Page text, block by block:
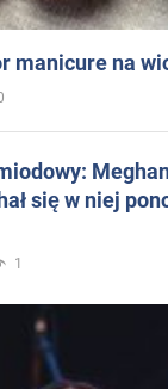
manicure na
się w niej
1